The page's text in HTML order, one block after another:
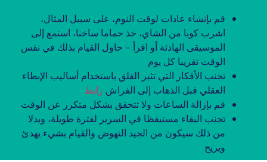
قم بإنشاء عادات لوقت النوم، على سبيل المثال،
اشرب كوبا من الشاي، خذ حماما ساخنا، استمع إلى
الموسيقى الهادئة أو اقرأ – حاول القيام بذلك في نفس
الوقت تقريبا كل يوم
تجنب الأفكار التي تثير القلق باستخدام أساليب الإبطاء
العقلي قبل الذهاب إلى الفراش رابط
قم بإزالة الساعات ولا تتحقق بشكل متكرر عن الوقت
تجنب البقاء مستيقظا في السرير لفترة طويلة، وبدلا
من ذلك سيكون من الجيد النهوض والقيام بشيء يهدئ
ويريح